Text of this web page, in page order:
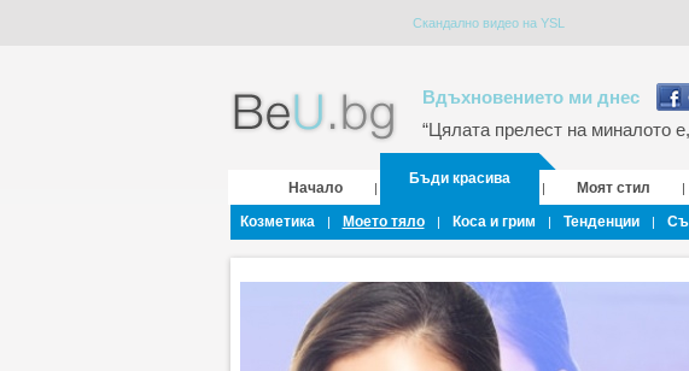
Скандално видео на YSL
Вдъхновението ми днес
“Цялата прелест на миналото
Начало |
Бъди красива
| Моят стил |
Козметика
| Моето тяло | Коса и грим | Тенденции |